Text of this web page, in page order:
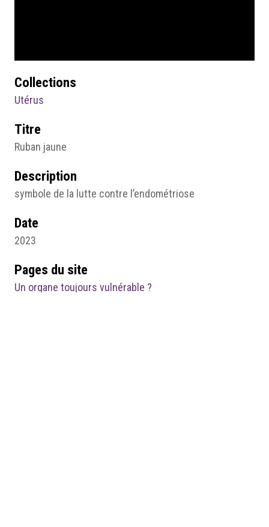
Collections
Utérus
Titre
Ruban jaune
Description
symbole de la lutte contre l’endométriose
Date
2023
Pages du site
Un organe toujours vulnérable ?